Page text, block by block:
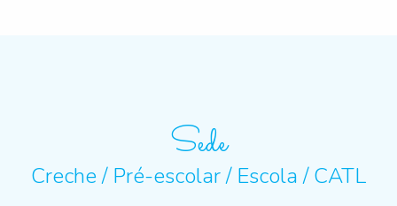
Sede
Creche / Pré-escolar / Escola / CATL